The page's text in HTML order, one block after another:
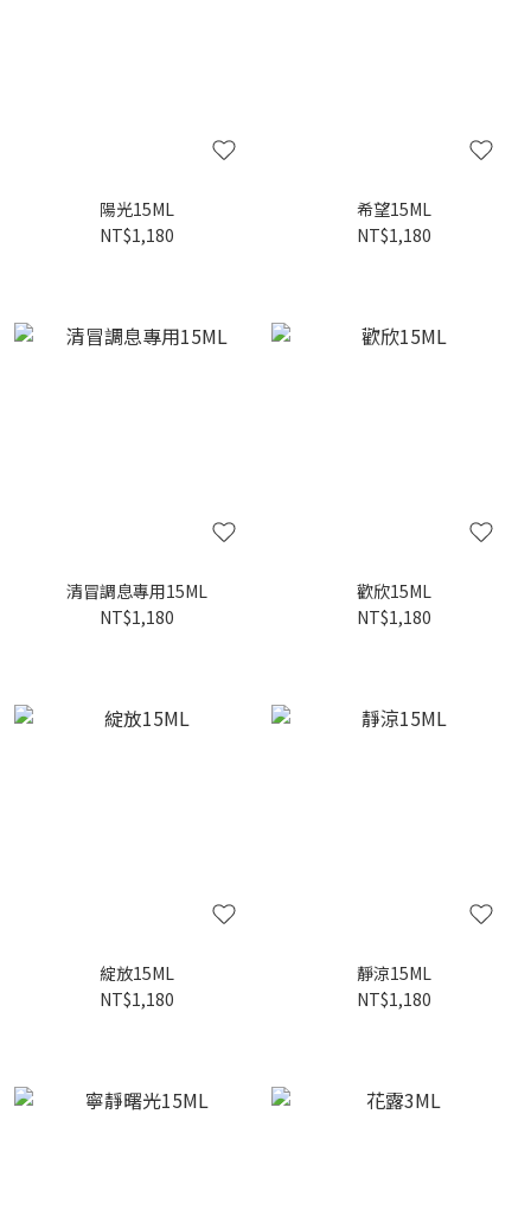
陽光15ML
NT$1,180
希望15ML
NT$1,180
清冒調息專用15ML
NT$1,180
歡欣15ML
NT$1,180
綻放15ML
NT$1,180
靜涼15ML
NT$1,180